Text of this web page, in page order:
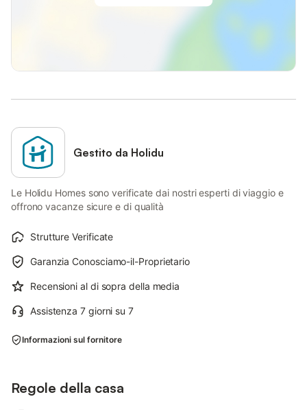
Gestito da Holidu
Le Holidu Homes sono verificate dai nostri esperti di viaggio e
offrono vacanze sicure e di qualità
Strutture Verificate
Garanzia Conosciamo-il-Proprietario
Recensioni al di sopra della media
Assistenza 7 giorni su 7
Informazioni sul fornitore
Regole della casa